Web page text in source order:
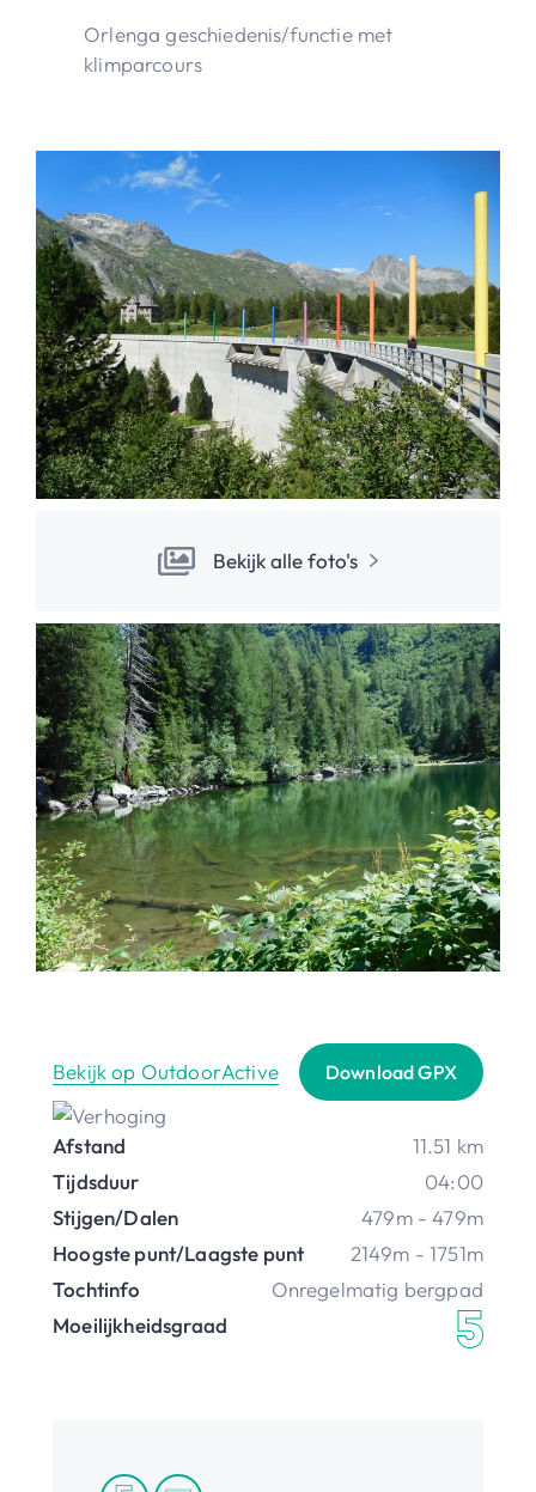
Orlenga geschiedenis/functie met
klimparcours
Bekijk alle foto's
Bekijk op OutdoorActive Download GPX
Afstand
11.51 km
Tijdsduur
04:00
Stijgen/Dalen
479m - 479m
Hoogste punt/Laagste punt
2149m - 1751m
Tochtinfo
Onregelmatig bergpad
Moeilijkheidsgraad